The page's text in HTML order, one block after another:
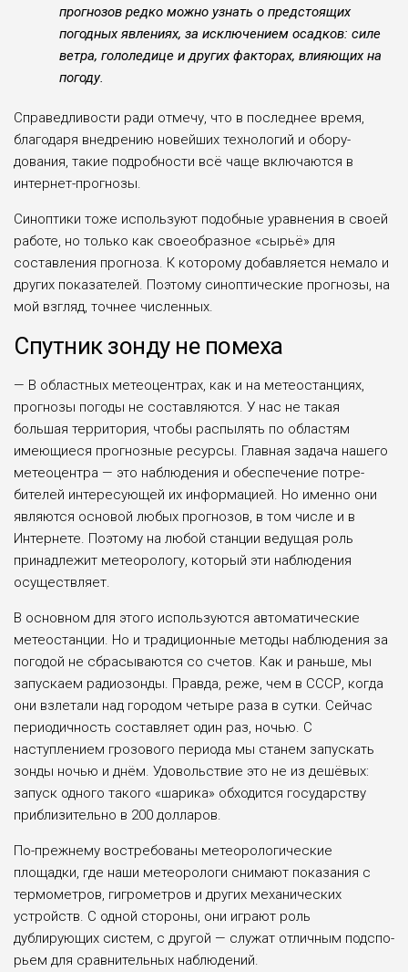
прогнозов редко можно узнать о предстоящих
погодных явлениях, за исключением осадков: силе
ветра, голо­ледице и других факторах, влияющих на
погоду.
Справедливости ради отмечу, что в последнее время,
благодаря вне­дрению новейших технологий и обору­
дования, такие подробности всё чаще включаются в
интернет-прогнозы.
Синоптики тоже используют подоб­ные уравнения в своей
работе, но только как своеобразное «сырьё» для
составле­ния прогноза. К которому добавляется немало и
других показателей. Поэтому синоптические прогнозы, на
мой взгляд, точнее численных.
Спутник зонду не помеха
— В областных метеоцентрах, как и на метеостанциях,
прогнозы погоды не составляются. У нас не такая
большая территория, чтобы распылять по обла­стям
имеющиеся прогнозные ресурсы. Главная задача нашего
метеоцентра — это наблюдения и обеспечение потре­
бителей интересующей их информа­цией. Но именно они
являются осно­вой любых прогнозов, в том чис­ле и в
Интернете. Поэтому на любой станции ведущая роль
принадлежит метеорологу, который эти наблюдения
осуществляет.
В основном для этого используют­ся автоматические
метеостанции. Но и традиционные методы наблюдения за
погодой не сбрасываются со счетов. Как и раньше, мы
запускаем радиозон­ды. Правда, реже, чем в СССР, когда
они взлетали над городом четыре раза в сутки. Сейчас
периодичность состав­ляет один раз, ночью. С
наступлением грозового периода мы станем запускать
зонды ночью и днём. Удовольствие это не из дешёвых:
запуск одного такого «шарика» обходится государству
при­близительно в 200 долларов.
По-прежнему востребованы метеорологические
площадки, где наши метеорологи снимают показания с
тер­мометров, гигрометров и других меха­нических
устройств. С одной стороны, они играют роль
дублирующих систем, с другой — служат отличным подспо­
рьем для сравнительных наблюдений.